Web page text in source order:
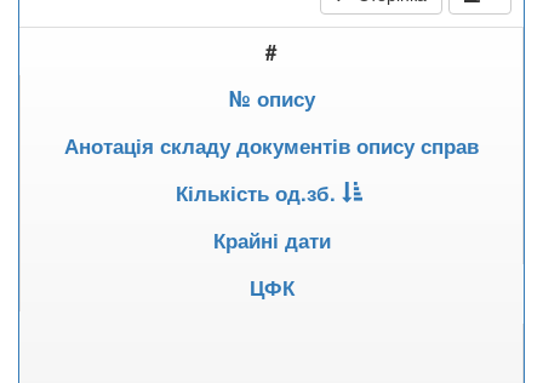
#
№ опису
Анотація складу документів опису справ
Кількість од.зб.
Крайні дати
ЦФК